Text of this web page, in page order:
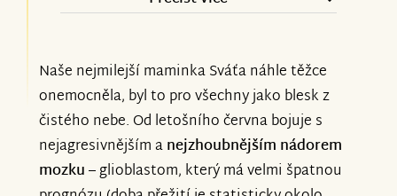
ukončit. Maminku překvapivě vzali velmi
rychle a již zítra ji tam vezeme. Léčbu
tedy dnes, po konzultaci s panem
profesorem Vymazalem, který léčbu
vyvinul, předepsal a i sledoval, bohužel
Moc děkujeme i vám, za podporu a
pomoc! ❤️
Naše nejmilejší maminka Sváťa náhle těžce
onemocněla, byl to pro všechny jako blesk z
čistého nebe. Od letošního června bojuje s
nejagresivnějším anejzhoubnějším nádorem
mozku– glioblastom, který má velmi špatnou